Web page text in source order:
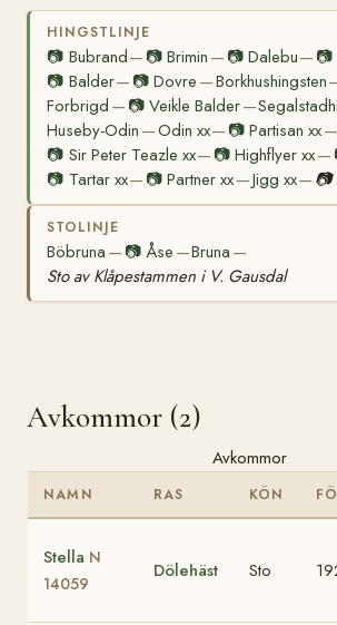
HINGSTLINJE
📷 Bubrand— 📷Brimin — 📷 Dalebu— 📷
📷 Balder— 📷Dovre —Borkhushingsten
Forbrigd — 📷Veikle Balder—
Huseby-Odin —Odin xx— 📷Partisan xx—
📷 Sir Peter Teazle xx— 📷Highflyer xx—
📷 Tartar xx— 📷Partner xx—Jigg xx— 📷
STOLINJE
Böbruna — 📷Åse —Bruna —
Sto av Klåpestammen i V. Gausdal
Avkommor (2)
Avkommor
NAMN RAS KÖN
Stella N
14059
Dölehäst Sto